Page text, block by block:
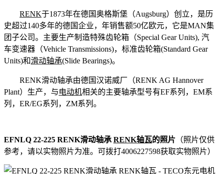
RENK于1873年在德国奥格斯堡（Augsburg）创立，是历
史超过140多年的德国企业，年销售额50亿欧元，它是MAN集
团子公司。主要生产制造特殊齿轮箱（Special Gear Units), 汽
车变速器（Vehicle Transmissions)，标准齿轮箱(Standard Gear
Units)和滑动轴承(Slide Bearings)。
RENK滑动轴承由德国汉诺威厂（RENK AG Hannover
Plant）生产，与电动机相关的主要轴承型号有EF系列，EM系
列，ER/EG系列，ZM系列。
EFNLQ 22-225 RENK滑动轴承 RENK轴瓦的照片 （照片仅供
参考，请以实物照片为准。可拨打4006227598获取实物照片）